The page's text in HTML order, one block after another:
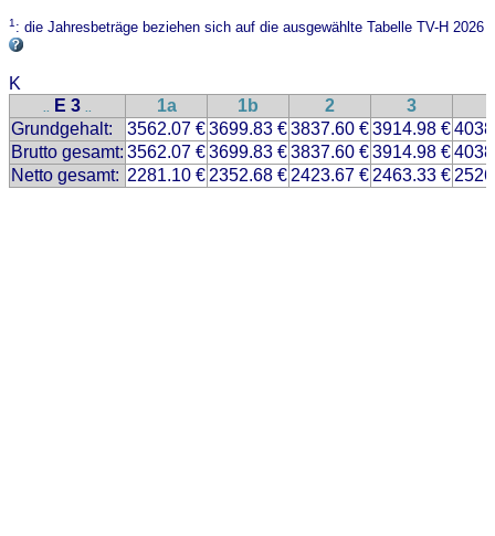
1: die Jahresbeträge beziehen sich auf die ausgewählte Tabelle TV-H 2026
K
.. E 3 .. 1a 1b 2 3
Grundgehalt:
3562.07 €3699.83 €3837.60 €3914.98 €
Brutto gesamt: 3562.07 €3699.83 €3837.60 €3914.98 €
Netto gesamt: 2281.10 € 2352.68 € 2423.67 € 2463.33 €